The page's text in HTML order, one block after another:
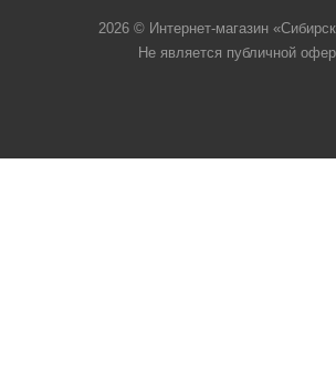
2026 © Интернет-магазин
Не является публичной